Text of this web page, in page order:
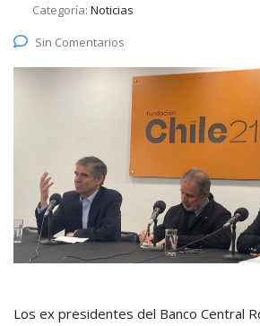
Categoría: Noticias
Sin Comentarios
Los ex presidentes del Banco Central